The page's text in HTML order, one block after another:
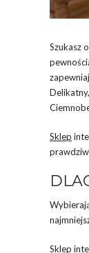
Szukasz
Sklep
Sklep